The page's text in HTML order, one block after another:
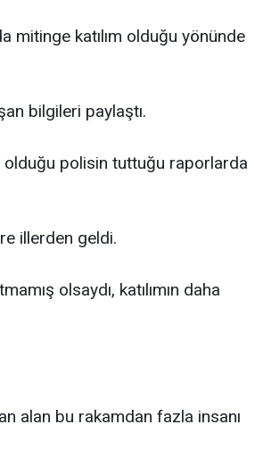
mitinge katılım olduğu yönünde
bilgileri paylaştı.
olduğu polisin tuttuğu raporlarda
illerden geldi.
olsaydı, katılımın daha
alan bu rakamdan fazla insanı